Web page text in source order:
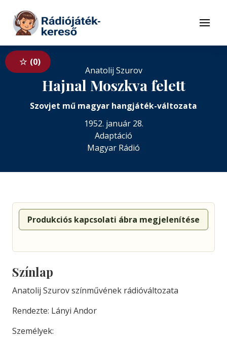
Tovább a tartalomhoz
Menü
0
Anatolij Szurov
Hajnal Moszkva felett
Szovjet mű magyar hangjáték-változata
1952. január 28.
Adaptáció
Magyar Rádió
Produkciós kapcsolati ábra megjelenítése
Színlap
Anatolij Szurov színművének rádióváltozata
Rendezte: Lányi Andor
Személyek: